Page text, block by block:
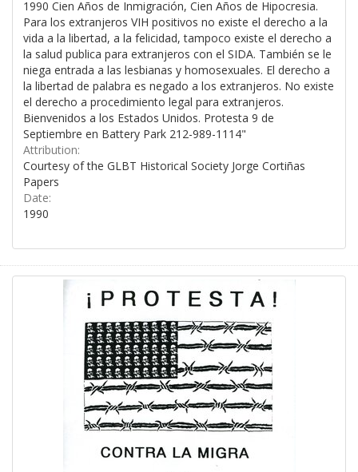
1990 Cien Años de Inmigración, Cien Años de Hipocresia.
Para los extranjeros VIH positivos no existe el derecho a la
vida a la libertad, a la felicidad, tampoco existe el derecho a
la salud publica para extranjeros con el SIDA. También se le
niega entrada a las lesbianas y homosexuales. El derecho a
la libertad de palabra es negado a los extranjeros. No existe
el derecho a procedimiento legal para extranjeros.
Bienvenidos a los Estados Unidos. Protesta 9 de
Septiembre en Battery Park 212-989-1114"
Attribution:
Courtesy of the GLBT Historical Society Jorge Cortiñas
Papers
Date:
1990